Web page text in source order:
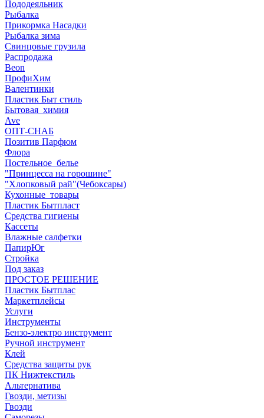
Пододеяльник
Рыбалка
Прикормка Насадки
Рыбалка зима
Свинцовые грузила
Распродажа
Beon
ПрофиХим
Валентинки
Пластик Быт стиль
Бытовая_химия
Ave
ОПТ-СНАБ
Позитив Парфюм
Флора
Постельное_белье
"Принцесса на горошине"
"Хлопковый рай"(Чебоксары)
Кухонные_товары
Пластик Бытпласт
Средства гигиены
Кассеты
Влажные салфетки
ПапирЮг
Стройка
Под заказ
ПРОСТОЕ РЕШЕНИЕ
Пластик Бытплас
Маркетплейсы
Услуги
Инструменты
Бензо-электро инструмент
Ручной инструмент
Клей
Средства защиты рук
ПК Нижтекстиль
Альтернатива
Гвозди, метизы
Гвозди